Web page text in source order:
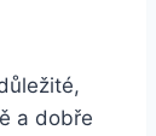
a dobře